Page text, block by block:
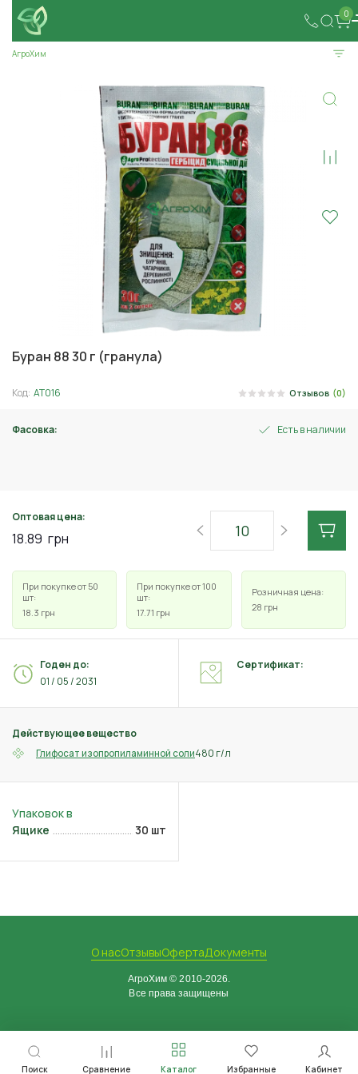
0
Поиск Сравнение Каталог Избранные Кабинет
АгроХим
Буран 88 30 г (гранула)
Код: АТ016 Отзывов (0)
Фасовка: Есть в наличии
Оптовая цена:
18.89 грн
При покупке от 50
шт:
18.3 грн
При покупке от 100
шт:
17.71 грн
Розничная цена:
28 грн
Действующее вещество
Глифосат изопропиламинной соли480 г/л
Годен до:
01 / 05 / 2031
Сертификат:
Ящике 30 шт
О насОтзывыОфертаДокументы
АгроХим © 2010-2026.
Все права защищены